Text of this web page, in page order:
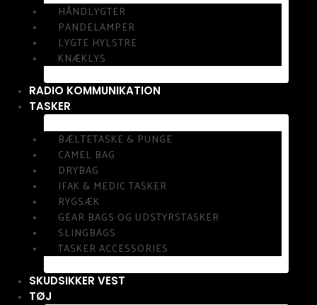
HÅNDLYGTER
PANDELAMPER
LYGTE HYLSTRE
KNÆKLYS
RADIO KOMMUNIKATION
TASKER
BÆLTETASKE & PUNGE
CAMEL BAG
DRYBAG
IFAK & MEDIC TASKER
RYGSÆK
GEAR BAGS OG UDSTYRSTASKER
SLINGBAGS
TASKER ACCESSORIES
SKUDSIKKER VEST
TØJ